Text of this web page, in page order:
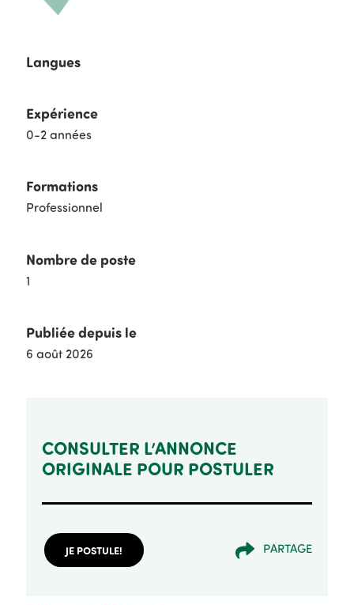
Langues
Expérience
0-2 années
Formations
Professionnel
Nombre de poste
1
Publiée depuis le
6 août 2026
CONSULTER L’ANNONCE
ORIGINALE POUR POSTULER
JE POSTULE! PARTAGE